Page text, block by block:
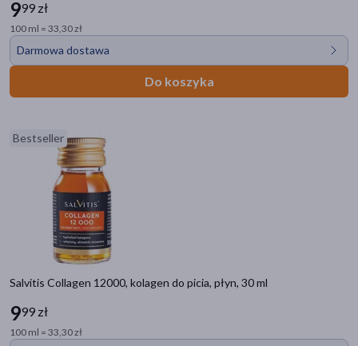
999 zł
100 ml = 33,30 zł
Darmowa dostawa
Do koszyka
Bestseller
Salvitis Collagen 12000, kolagen do picia, płyn, 30 ml
999 zł
100 ml = 33,30 zł